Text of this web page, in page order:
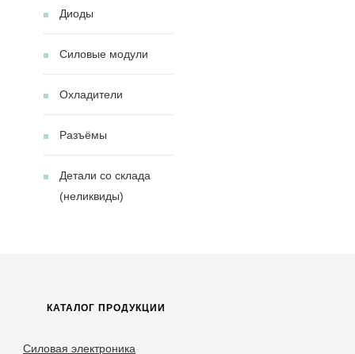
Диоды
Силовые модули
Охладители
Разъёмы
Детали со склада
(неликвиды)
КАТАЛОГ ПРОДУКЦИИ
Силовая электроника